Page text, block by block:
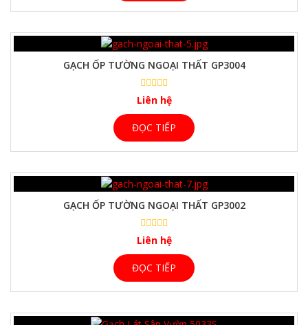
GẠCH ỐP TƯỜNG NGOẠI THẤT GP3004
Liên hệ
ĐỌC TIẾP
GẠCH ỐP TƯỜNG NGOẠI THẤT GP3002
Liên hệ
ĐỌC TIẾP